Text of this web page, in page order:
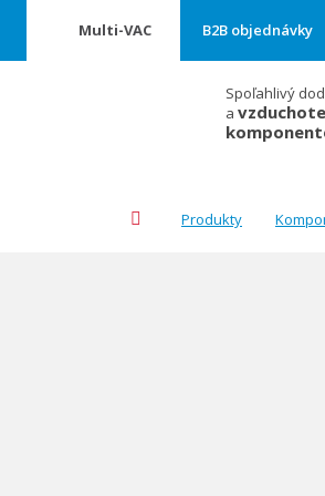
Multi-VAC B2B objednávky
Spoľahlivý
a
Produkty